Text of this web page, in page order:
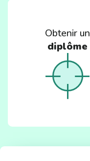
Obtenir un
diplôme